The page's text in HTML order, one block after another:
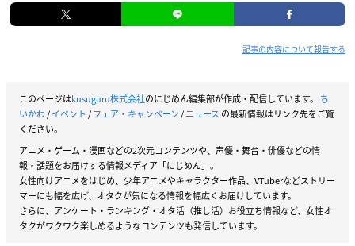
記事の内容について報告する
このページはkusuguru株式会社のにじめん編集部が作成・配信しています。 ち
いかわ/イベント /フェア・キャンペーン/ニュース の最新情報はリンク先をご覧
ください。
アニメ・ゲーム・漫画などの2次元コンテンツや、声優・舞台・俳優などの情
報・話題をお届けする情報メディア「にじめん」。
女性向けアニメをはじめ、少年アニメやキャラクター作品、VTuberなどストリー
マーにも幅を広げ、オタクが気になる情報を幅広くお届けしています。
さらに、アンケート・ランキング・オタ活（推し活）お役立ち情報など、女性オ
タクがワクワク楽しめるようなコンテンツも発信しています。